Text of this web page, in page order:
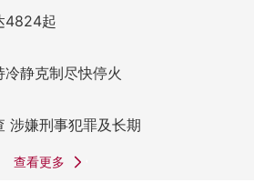
4824起
静克制尽快停火
涉嫌刑事犯罪及长期
查看更多